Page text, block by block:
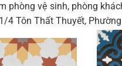
phòng vệ sinh, phòng
Tôn Thất Thuyết,